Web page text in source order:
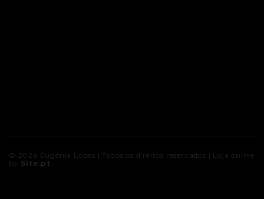
© 2026 Eugénia Lopes | Todos os direitos reservados | Loja online
by Site.pt